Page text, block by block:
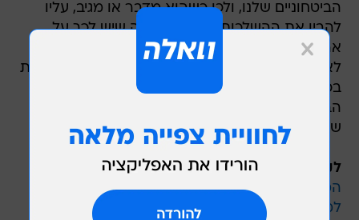
הביטחוניים שלנו, ולכן כשהוא מדבר או מגיב, עליו
להבין את ההשלכות ואת ההשפעה שיש לכך על
ארצות הברית", אמר ברנן בריאיון לרשת פוקס. "זה
לא קשור רק לטראמפ עצמו, זה נוגע לארצות הברית
בכללותה". מייק פומפאו, מחליפו המיועד של ברנן,
הביע תמיכה במסקנות הסוכנות במהלך שימוע
שעבר בסנאט בשבוע שעבר.
לקריאה נוספת בנושא
המטרה החדשה של טראמפ: שותפו של לותר קינג
למאבק נגד האפליה